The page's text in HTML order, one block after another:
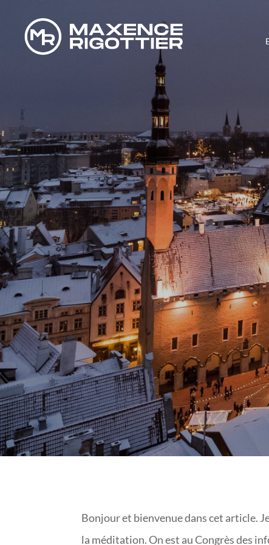
L’ÉTUDE
Bonjour et bienvenue dans cet article.
la méditation. On est au Congrès des